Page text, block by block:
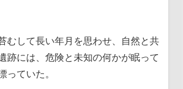
むして長い年月を思わせ、自然と共
跡には、危険と未知の何かが眠って
っていた。